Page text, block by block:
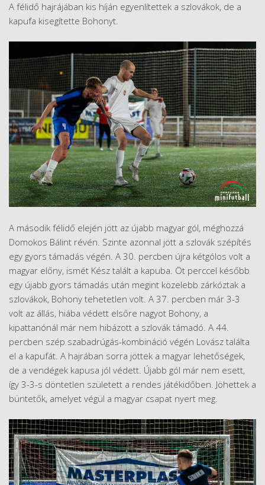
A félidő hajrájában kis híján egyenlítettek a szlovákok, de a
kapufa kisegítette Bohonyt.
A második félidő elején jött az újabb magyar gól, méghozzá
Domokos Bálint révén. Szinte azonnal jött a szlovák szépítés
egy gyors támadás végén. A 30. percben újra kétgólos volt a
magyar előny, ismét Kész talált a kapuba. Öt perccel később
egy újabb gyors támadás után megint közelebb zárkóztak a
szlovákok, Bohony tehetetlen volt. A 37. percben már 3-3
volt az állás, hiába védett elsőre nagyot Bohony, a
kipattanónál már nem hibázott a szlovák támadó. A 44.
percben szép szabadrúgás-kombináció végén Lovász találta
el a kapufát. A hajrában sorra jöttek a magyar lehetőségek,
de a vendégek kapusa jól védett. Újabb gól már nem esett,
így 3-3-s döntetlen született a rendes játékidőben. Jöhettek a
büntetők, amelyet végül a magyar csapat nyert meg.